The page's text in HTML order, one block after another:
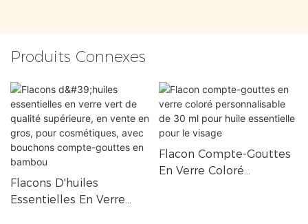
Produits Connexes
Flacons D'huiles
Essentielles En Verre
Flacon Compte-Gouttes
En Verre Coloré